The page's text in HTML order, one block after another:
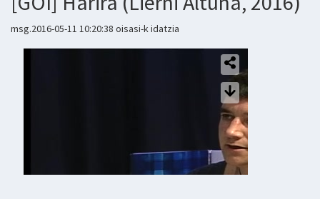
msg.2016-05-11 10:20:38 oisasi-k idatzia